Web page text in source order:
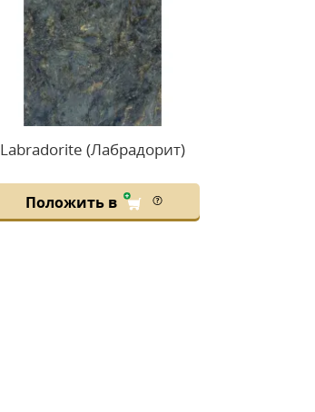
Labradorite (Лабрадорит)
Положить в